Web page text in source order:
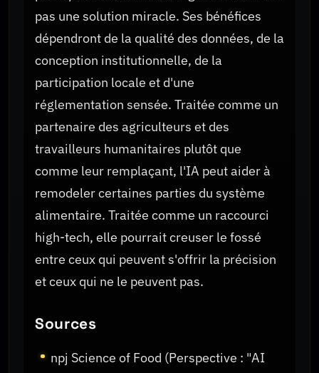
pas une solution miracle. Ses bénéfices
dépendront de la qualité des données, de la
conception institutionnelle, de la
participation locale et d'une
réglementation sensée. Traitée comme un
partenaire des agriculteurs et des
travailleurs humanitaires plutôt que
comme leur remplaçant, l'IA peut aider à
remodeler certaines parties du système
alimentaire. Traitée comme un raccourci
high-tech, elle pourrait creuser le fossé
entre ceux qui peuvent s'offrir la précision
et ceux qui ne le peuvent pas.
Sources
npj Science of Food (Perspective : "AI